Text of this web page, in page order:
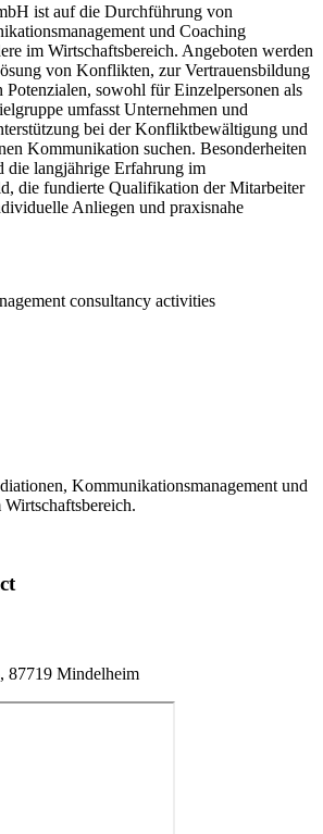
ist auf die Durchführung von
und Coaching
im Wirtschaftsbereich. Angeboten werden
von Konflikten, zur Vertrauensbildung
sowohl für Einzelpersonen als
umfasst Unternehmen und
bei der Konfliktbewältigung und
Kommunikation suchen. Besonderheiten
die langjährige Erfahrung im
die fundierte Qualifikation der Mitarbeiter
Anliegen und praxisnahe
consultancy activities
Kommunikationsmanagement und
87719 Mindelheim